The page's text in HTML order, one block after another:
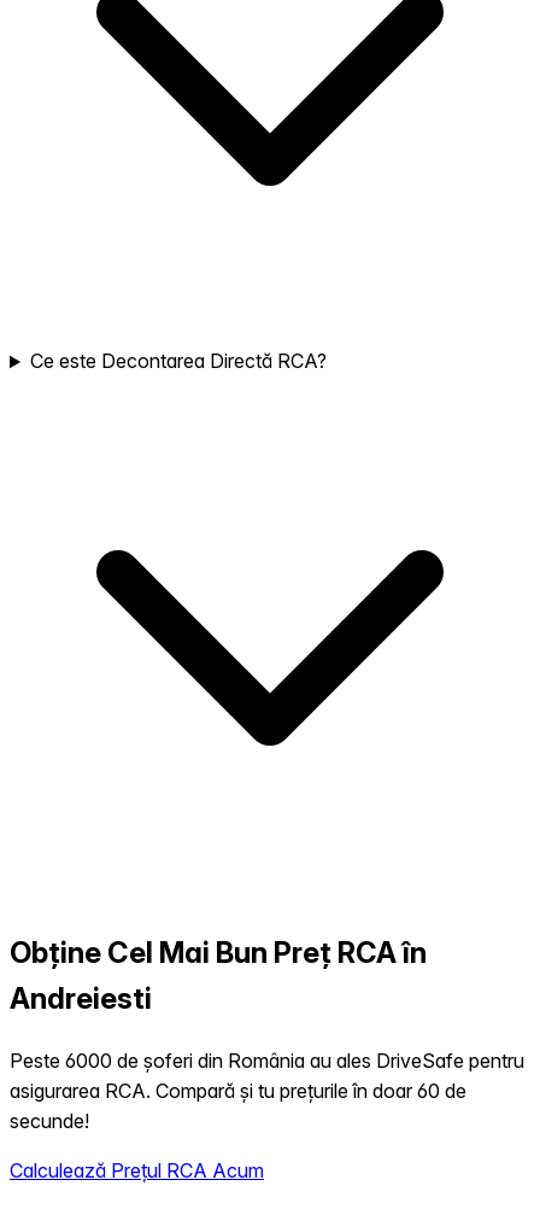
Ce este Decontarea Directă RCA?
Obține Cel Mai Bun Preț RCA în
Andreiesti
Peste 6000 de șoferi din România au ales DriveSafe pentru
asigurarea RCA. Compară și tu prețurile în doar 60 de
secunde!
Calculează Prețul RCA Acum